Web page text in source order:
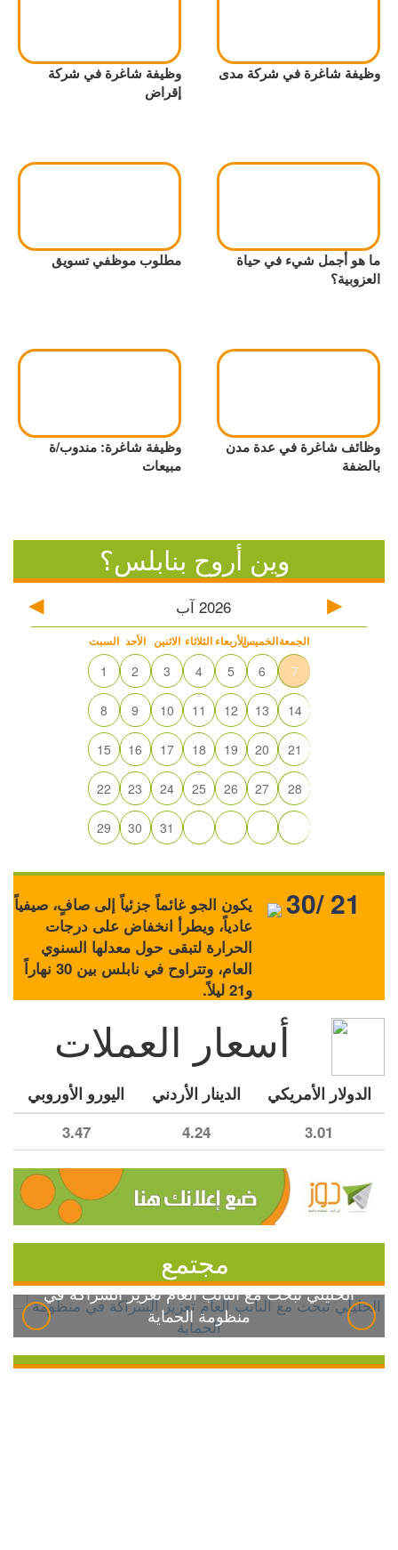
وظيفة شاغرة في شركة مدى
وظيفة شاغرة في شركة
إقراض
ما هو أجمل شيء في حياة
العزوبية؟
مطلوب موظفي تسويق
وظائف شاغرة في عدة مدن
بالضفة
وظيفة شاغرة: مندوب/ة
مبيعات
وين أروح بنابلس؟
2026 آب
السبت الأحد الاثنين الثلاثاء الأربعاءالخميسالجمعة
1 2 3 4 5 6 7
8 9 10 11 12 13 14
15 16 17 18 19 20 21
22 23 24 25 26 27 28
29 30 31
يكون الجو غائماً جزئياً إلى صافٍ، صيفياً
عادياً، ويطرأ انخفاض على درجات
الحرارة لتبقى حول معدلها السنوي
العام، وتتراوح في نابلس بين 30 نهاراً
و21 ليلاً.
30/ 21
أسعار العملات
الدولار الأمريكي الدينار الأردني اليورو الأوروبي
3.01
4.24
3.47
مجتمع
الخليلي تبحث مع النائب العام تعزيز الشراكة في
منظومة الحماية